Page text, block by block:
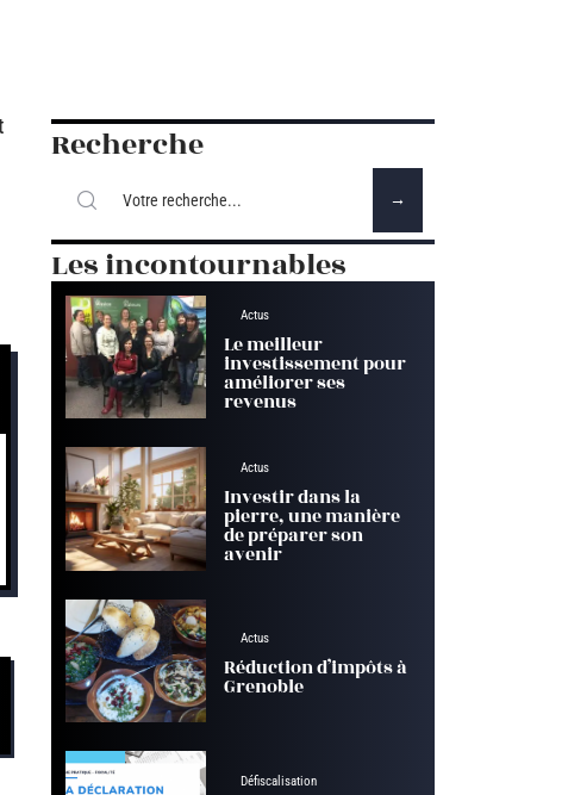
Recherche
Les incontournables
Actus
Le meilleur
investissement pour
améliorer ses
revenus
Actus
Investir dans la
pierre, une manière
de préparer son
avenir
Actus
Réduction d’impôts à
Grenoble
Défiscalisation